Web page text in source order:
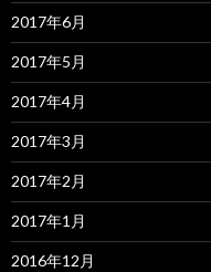
2017年6月
2017年5月
2017年4月
2017年3月
2017年2月
2017年1月
2016年12月